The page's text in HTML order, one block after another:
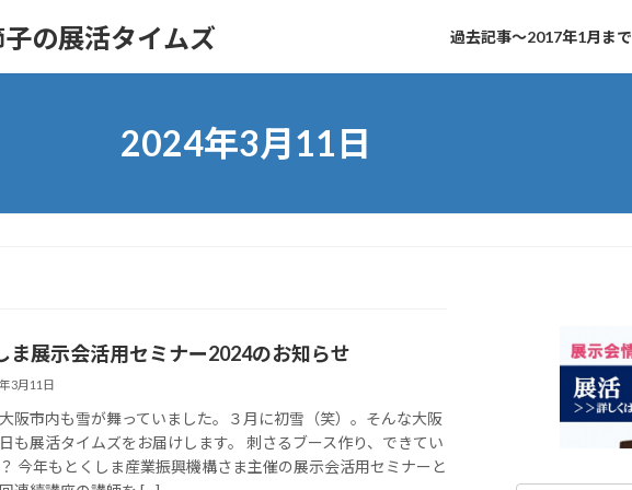
の展活タイムズ 過去記事～2017年1月まで
2024年3月11日
ま展示会活用セミナー2024のお知らせ
3月11日
阪市内も雪が舞っていました。３月に初雪（笑）。そんな大阪
も展活タイムズをお届けします。 刺さるブース作り、できてい
今年もとくしま産業振興機構さま主催の展示会活用セミナーと